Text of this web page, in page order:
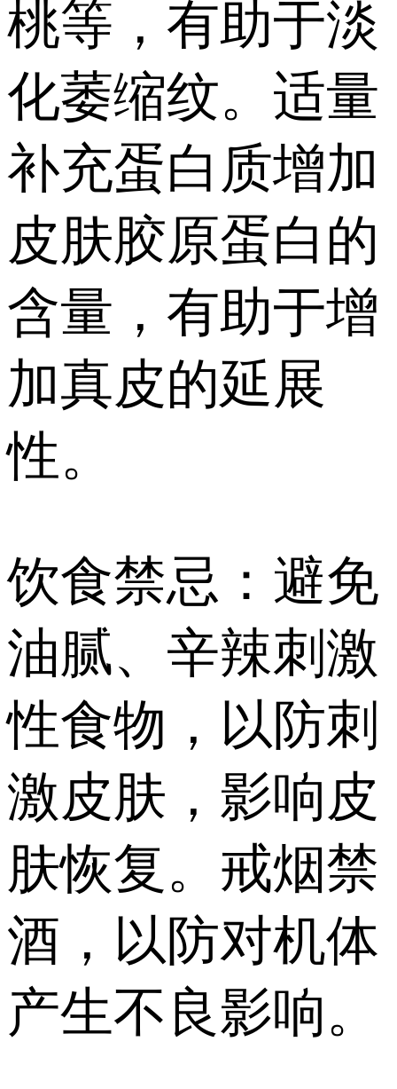
桃等，有助于淡
化萎缩纹。适量
补充蛋白质增加
皮肤胶原蛋白的
含量，有助于增
加真皮的延展
性。
饮食禁忌：避免
油腻、辛辣刺激
性食物，以防刺
激皮肤，影响皮
肤恢复。戒烟禁
酒，以防对机体
产生不良影响。